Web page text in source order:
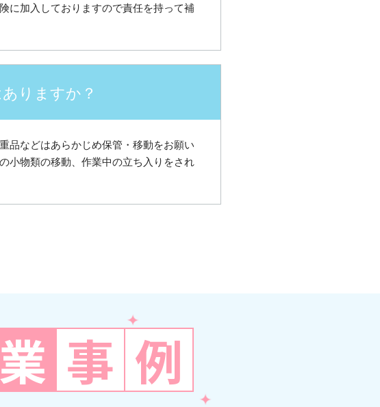
に加入しておりますので責任を持って補
りますか？
品などはあらかじめ保管・移動をお願い
小物類の移動、作業中の立ち入りをされ
業 事 例